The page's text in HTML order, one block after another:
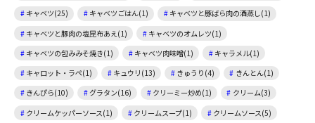
キャベツ(25)
キャベツごはん(1)
キャベツと豚ばら肉の酒蒸し(1)
キャベツと豚肉の塩昆布あえ(1)
キャベツのオムレツ(1)
キャベツの包みみそ焼き(1)
キャベツ肉味噌(1)
キャラメル(1)
キャロット・ラペ(1)
キュウリ(13) きゅうり(4)
きんとん(1)
きんぴら(10)
グラタン(16) クリーミー炒め(1)
クリーム(3)
クリームケッパーソース(1)
クリームスープ(1)
クリームソース(5)